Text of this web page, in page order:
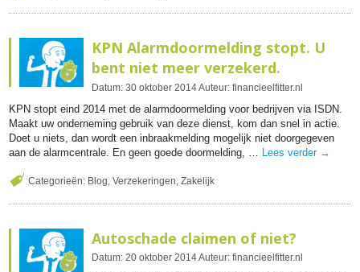
KPN Alarmdoormelding stopt. U
bent niet meer verzekerd.
Datum: 30 oktober 2014Auteur: financieelfitter.nl
KPN stopt eind 2014 met de alarmdoormelding voor bedrijven via ISDN.
Maakt uw onderneming gebruik van deze dienst, kom dan snel in actie.
Doet u niets, dan wordt een inbraakmelding mogelijk niet doorgegeven
aan de alarmcentrale. En geen goede doormelding, … Lees verder →
Categorieën: Blog ,Verzekeringen ,Zakelijk
Autoschade claimen of niet?
Datum: 20 oktober 2014Auteur: financieelfitter.nl